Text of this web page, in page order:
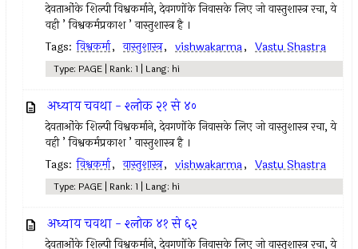
देवताओंके शिल्पी विश्वकर्माने, देवगणोंके निवासके लिए जो वास्तुशास्त्र रचा, ये
वही ’ विश्वकर्मप्रकाश ’ वास्तुशास्त्र है ।
Tags: विश्वकर्मा, वास्तुशास्त्र, vishwakarma, Vastu Shastra
Type: PAGE | Rank: 1 | Lang: hi
अध्याय चवथा - श्लोक २१ से ४०
देवताओंके शिल्पी विश्वकर्माने, देवगणोंके निवासके लिए जो वास्तुशास्त्र रचा, ये
वही ’ विश्वकर्मप्रकाश ’ वास्तुशास्त्र है ।
Tags: विश्वकर्मा, वास्तुशास्त्र, vishwakarma, Vastu Shastra
Type: PAGE | Rank: 1 | Lang: hi
अध्याय चवथा - श्लोक ४१ से ६२
देवताओंके शिल्पी विश्वकर्माने, देवगणोंके निवासके लिए जो वास्तुशास्त्र रचा, ये